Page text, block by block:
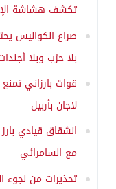
تكشف هشاشة
صراع الكواليس
بلا حزب وبلا
قوات بارزاني
لاجان بأربيل
انشقاق قيادي
مع السامرائي
تحذيرات من لجوء